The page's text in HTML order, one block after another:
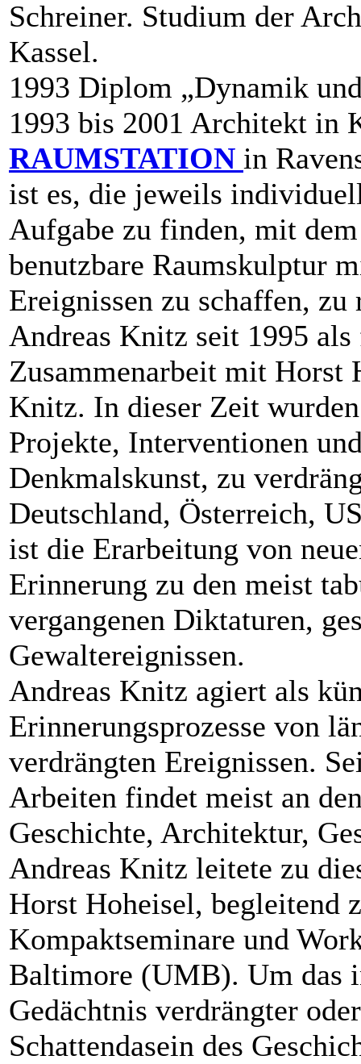
Schreiner. Studium der
Kassel.
1993 Diplom „Dynamik
1993 bis 2001 Architekt in
RAUMSTATION in
ist es, die jeweils
Aufgabe zu finden, mit
benutzbare Raumskulptur
Ereignissen zu schaffen,
Andreas Knitz seit 1995
Zusammenarbeit mit Horst
Knitz. In dieser Zeit
Projekte, Interventionen
Denkmalskunst, zu
Deutschland, Österreich,
ist die Erarbeitung von
Erinnerung zu den meist
vergangenen Diktaturen,
Gewaltereignissen.
Andreas Knitz agiert als
Erinnerungsprozesse von
verdrängten Ereignissen.
Arbeiten findet meist an
Geschichte, Architektur,
Andreas Knitz leitete zu
Horst Hoheisel, begleitend
Kompaktseminare und
Baltimore (UMB). Um das
Gedächtnis verdrängter
Schattendasein des